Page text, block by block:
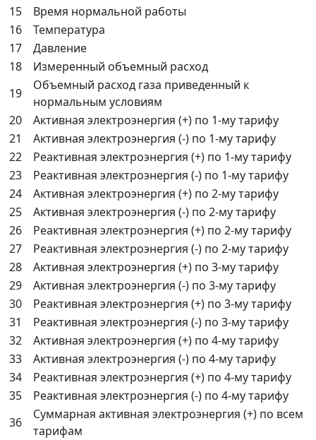
15
Время нормальной работы
16
Температура
17
Давление
18
Измеренный объемный расход
19
Объемный расход газа приведенный к
нормальным условиям
20
Активная электроэнергия (+) по 1-му тарифу
21
Активная электроэнергия (-) по 1-му тарифу
22
Реактивная электроэнергия (+) по 1-му тарифу
23
Реактивная электроэнергия (-) по 1-му тарифу
24
Активная электроэнергия (+) по 2-му тарифу
25
Активная электроэнергия (-) по 2-му тарифу
26
Реактивная электроэнергия (+) по 2-му тарифу
27
Реактивная электроэнергия (-) по 2-му тарифу
28
Активная электроэнергия (+) по 3-му тарифу
29
Активная электроэнергия (-) по 3-му тарифу
30
Реактивная электроэнергия (+) по 3-му тарифу
31
Реактивная электроэнергия (-) по 3-му тарифу
32
Активная электроэнергия (+) по 4-му тарифу
33
Активная электроэнергия (-) по 4-му тарифу
34
Реактивная электроэнергия (+) по 4-му тарифу
35
Реактивная электроэнергия (-) по 4-му тарифу
36
Суммарная активная электроэнергия (+) по всем
тарифам